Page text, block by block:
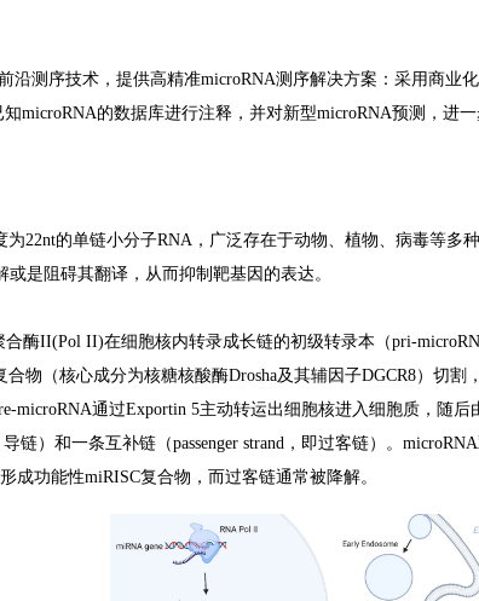
沿测序技术，提供高精准microRNA测序解决方案：采用商业
microRNA的数据库进行注释，并对新型microRNA预测，进
22nt的单链小分子RNA，广泛存在于动物、植物、病毒等多
是阻碍其翻译，从而抑制靶基因的表达。
合酶II(Pol II)在细胞核内转录成长链的初级转录本（pri-
合物（核心成分为核糖核酸酶Drosha及其辅因子DGCR8）切
microRNA通过Exportin 5主动转运出细胞核进入细胞质，随
链）和一条互补链（passenger strand，即过客链）。
成功能性miRISC复合物，而过客链通常被降解。